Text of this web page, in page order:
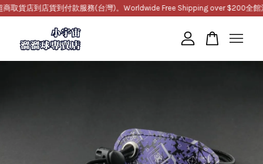
取貨店到店貨到付款服務(台灣)。Worldwide Free Shipping over $200全館
您的購物車目前還是空的。